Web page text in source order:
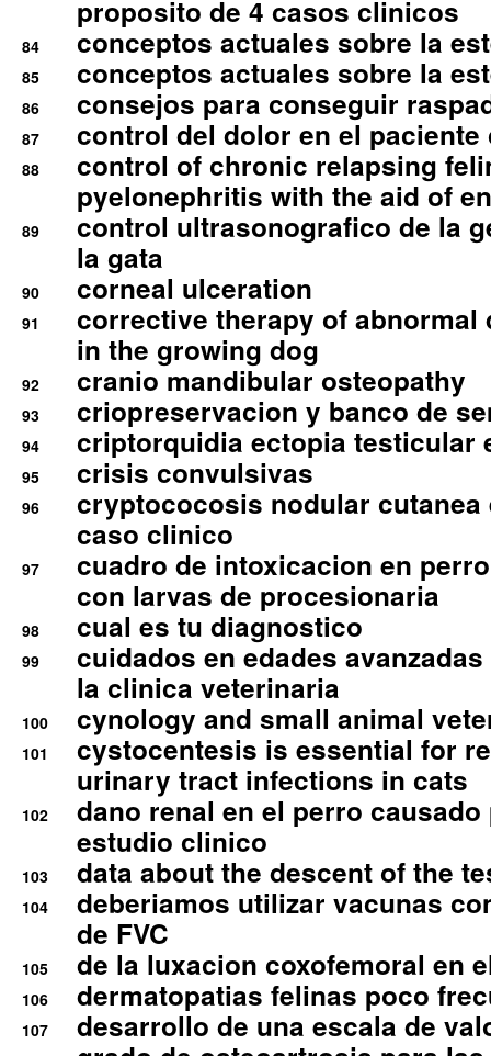
proposito de 4 casos clinicos
84 conceptos actuales sobre la
85 conceptos actuales sobre la
86 consejos para conseguir
87 control del dolor en el
88
control of chronic relapsing
pyelonephritis with the aid of
89
control ultrasonografico de la
la gata
90 corneal ulceration
91
corrective therapy of abnormal
in the growing dog
92 cranio mandibular osteopathy
93 criopreservacion y banco de
94 criptorquidia ectopia testicular
95 crisis convulsivas
96
cryptococosis nodular cutanea
caso clinico
97
cuadro de intoxicacion en
con larvas de procesionaria
98 cual es tu diagnostico
99
cuidados en edades
la clinica veterinaria
100 cynology and small animal
101
cystocentesis is essential for
urinary tract infections in cats
102
dano renal en el perro
estudio clinico
103 data about the descent of the
104
deberiamos utilizar vacunas
de FVC
105 de la luxacion coxofemoral en
106 dermatopatias felinas poco
107
desarrollo de una escala de